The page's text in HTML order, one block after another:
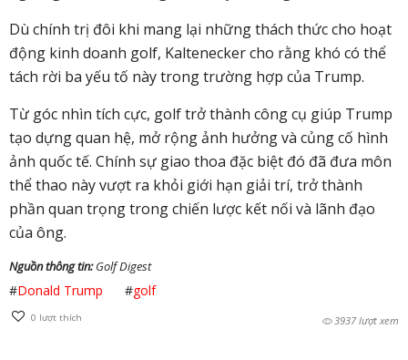
Dù chính trị đôi khi mang lại những thách thức cho hoạt
động kinh doanh golf, Kaltenecker cho rằng khó có thể
tách rời ba yếu tố này trong trường hợp của Trump.
Từ góc nhìn tích cực, golf trở thành công cụ giúp Trump
tạo dựng quan hệ, mở rộng ảnh hưởng và củng cố hình
ảnh quốc tế. Chính sự giao thoa đặc biệt đó đã đưa môn
thể thao này vượt ra khỏi giới hạn giải trí, trở thành
phần quan trọng trong chiến lược kết nối và lãnh đạo
của ông.
Nguồn thông tin:Golf Digest
#Donald Trump #golf
0 lượt thích 3937 lượt xem